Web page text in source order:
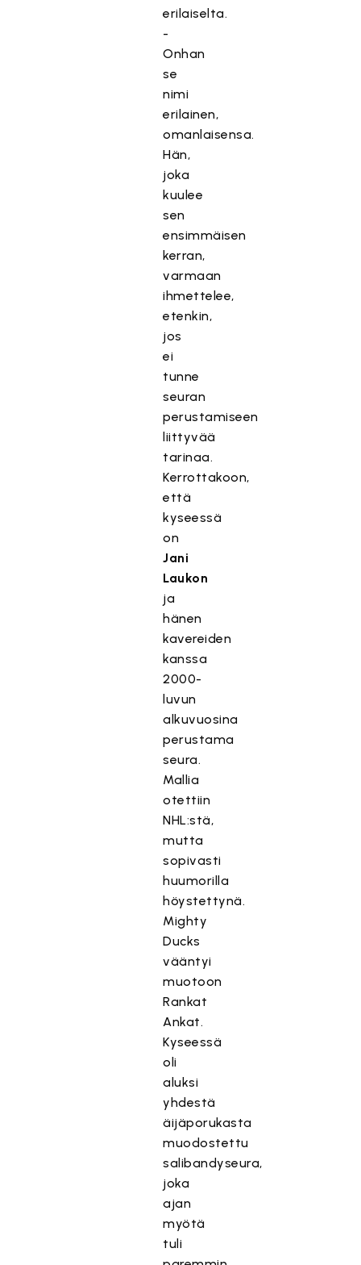
erilaiselta.
-
Onhan
se
nimi
erilainen,
omanlaisensa.
Hän,
joka
kuulee
sen
ensimmäisen
kerran,
varmaan
ihmettelee,
etenkin,
jos
ei
tunne
seuran
perustamiseen
liittyvää
tarinaa.
Kerrottakoon,
että
kyseessä
on
Jani
Laukon
ja
hänen
kavereiden
kanssa
2000-
luvun
alkuvuosina
perustama
seura.
Mallia
otettiin
NHL:stä,
mutta
sopivasti
huumorilla
höystettynä.
Mighty
Ducks
vääntyi
muotoon
Rankat
Ankat.
Kyseessä
oli
aluksi
yhdestä
äijäporukasta
muodostettu
salibandyseura,
joka
ajan
myötä
tuli